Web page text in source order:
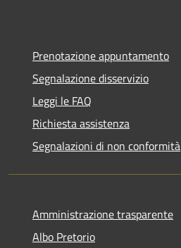
Prenotazione appuntamento
Segnalazione disservizio
Leggi le FAQ
Richiesta assistenza
Segnalazioni di non conformità
Amministrazione trasparente
Albo Pretorio